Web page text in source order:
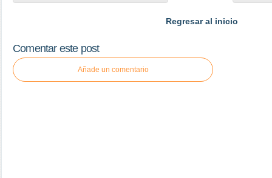
Regresar al inicio
Comentar este post
Añade un comentario